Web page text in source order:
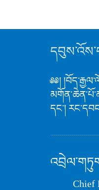
༅༅།
དང་།
Chief